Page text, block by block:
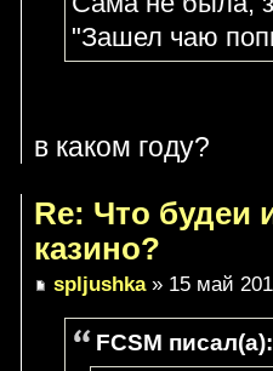
"Зашел чаю
в каком году?
Re: Что будеи
казино?
spljushka» 15 май
FCSM писал(а):